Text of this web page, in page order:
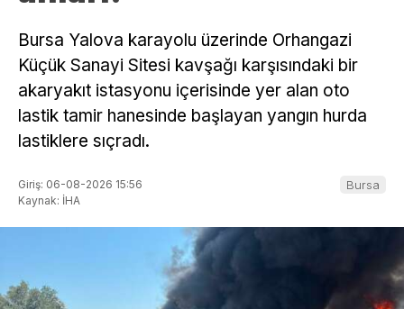
Bursa Yalova karayolu üzerinde Orhangazi
Küçük Sanayi Sitesi kavşağı karşısındaki bir
akaryakıt istasyonu içerisinde yer alan oto
lastik tamir hanesinde başlayan yangın hurda
lastiklere sıçradı.
Giriş: 06-08-2026 15:56
Kaynak: İHA
Bursa